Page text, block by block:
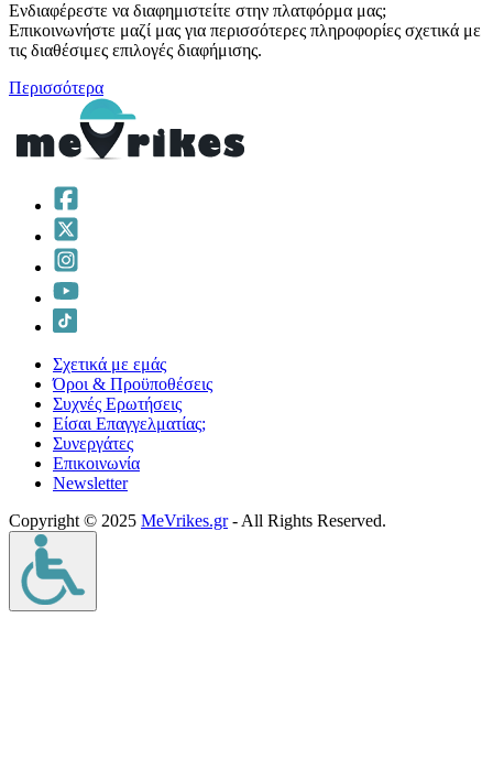
Ενδιαφέρεστε να διαφημιστείτε στην πλατφόρμα μας;
Επικοινωνήστε μαζί μας για περισσότερες πληροφορίες σχετικά με
τις διαθέσιμες επιλογές διαφήμισης.
Περισσότερα
Σχετικά με εμάς
Όροι & Προϋποθέσεις
Συχνές Ερωτήσεις
Είσαι Επαγγελματίας;
Συνεργάτες
Επικοινωνία
Νewsletter
Copyright © 2025 MeVrikes.gr- All Rights Reserved.